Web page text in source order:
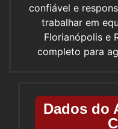
confiável e
trabalhar em
Florianópolis e
completo para
Dados do